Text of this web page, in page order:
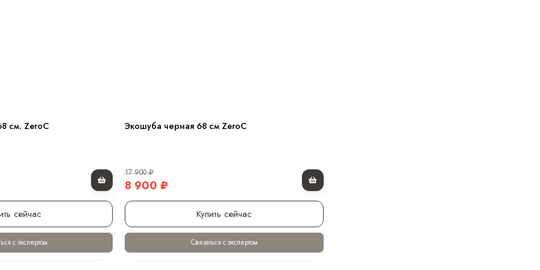
см. ZeroC
сейчас
с экспертом
Экошуба черная 68 см ZeroC
17 900₽
8 900₽
Купить сейчас
Связаться с экспертом
“хакки” 80 см.
“черный” 80 см.
70 см.